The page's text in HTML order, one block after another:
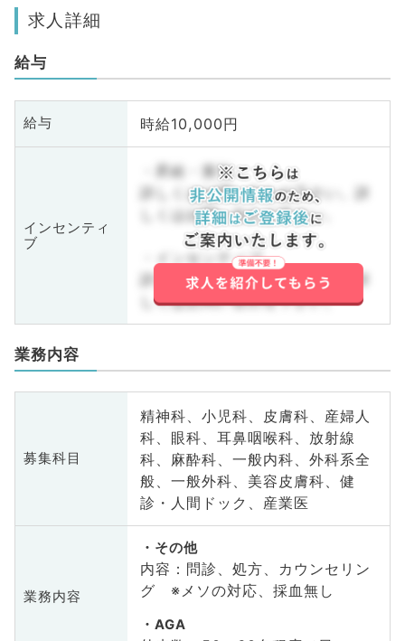
求人詳細
給与
給与 時給10,000円
インセンティ
ブ
・昇給・賞与
詳しくはお問い合わせ下さい。詳
しくはお問い合わせ下さい。
・インセンティブ
詳しくはお問い合わせ下さい。詳
しくはお問い合わせ下さい。
業務内容
募集科目
精神科、小児科、皮膚科、産婦人
科、眼科、耳鼻咽喉科、放射線
科、麻酔科、一般内科、外科系全
般、一般外科、美容皮膚科、健
診・人間ドック、産業医
業務内容
その他
内容：問診、処方、カウンセリン
グ ※メソの対応、採血無し
AGA